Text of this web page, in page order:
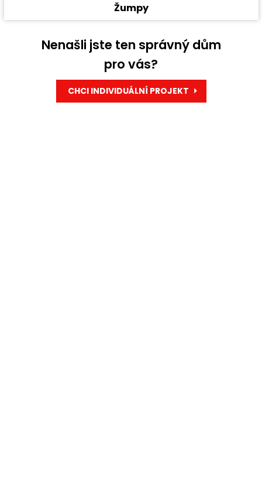
Žumpy
Nenašli jste ten správný dům
pro vás?
CHCI INDIVIDUÁLNÍ PROJEKT